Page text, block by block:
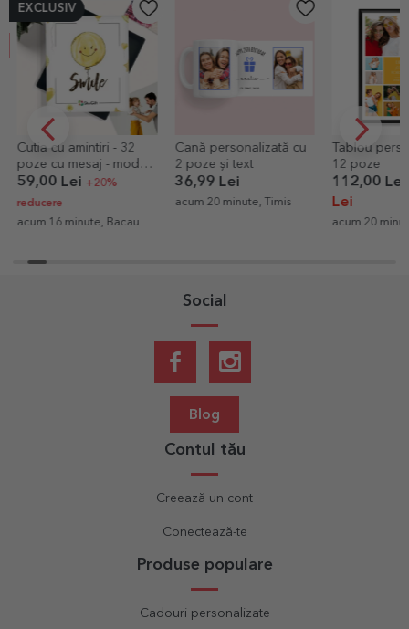
EXCLUSIV
Cutia cu amintiri - 32
poze cu mesaj - model
cu smiley
59,00 Lei +20%
reducere
acum 16 minute, Bacau
Cană personalizată cu
2 poze și text
36,99 Lei
acum 20 minute, Timis
Tablou
12 poze
112,00 Lei
Lei
acum 20
Social
Blog
Contul tău
Creează un cont
Conectează-te
Produse populare
Cadouri personalizate